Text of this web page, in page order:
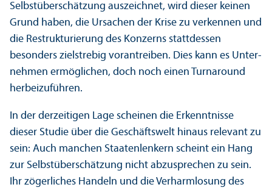
Selbstüberschätzung auszeichnet, wird dieser keinen
Grund haben, die Ursachen der Krise zu verkennen und
die Restrukturierung des Konzerns stattdessen
besonders zielstrebig vorantreiben. Dies kann es Unter­
nehmen ermöglichen, doch noch einen Turnaround
herbeizuführen.
In der derzeitigen Lage scheinen die Er­kenntnisse
dieser Studie über die Geschäfts­welt hinaus relevant zu
sein: Auch manchen Staatenlenkern scheint ein Hang
zur Selbstüberschätzung nicht abzusprechen zu sein.
Ihr zögerliches Handeln und die Verharmlosung des